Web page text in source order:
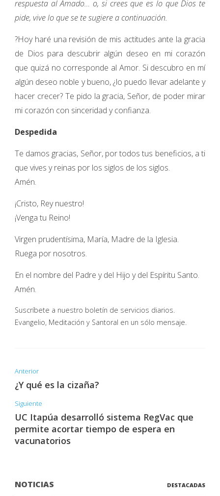
respuesta al Amado… o, si crees que es lo que Dios te
pide, vive lo que se te sugiere a continuación.
?Hoy haré una revisión de mis actitudes ante la gracia
de Dios para descubrir algún deseo en mi corazón
que quizá no corresponde al Amor. Si descubro en mí
algún deseo noble y bueno, ¿lo puedo llevar adelante y
hacer crecer? Te pido la gracia, Señor, de poder mirar
mi corazón con sinceridad y confianza.
Despedida
Te damos gracias, Señor, por todos tus beneficios, a ti
que vives y reinas por los siglos de los siglos.
Amén.
¡Cristo, Rey nuestro!
¡Venga tu Reino!
Virgen prudentísima, María, Madre de la Iglesia.
Ruega por nosotros.
En el nombre del Padre y del Hijo y del Espíritu Santo.
Amén.
Suscríbete a nuestro boletín de servicios diarios.
Evangelio, Meditación y Santoral en un sólo mensaje.
Anterior
¿Y qué es la cizaña?
Siguiente
UC Itapúa desarrolló sistema RegVac que
permite acortar tiempo de espera en
vacunatorios
NOTICIAS DESTACADAS